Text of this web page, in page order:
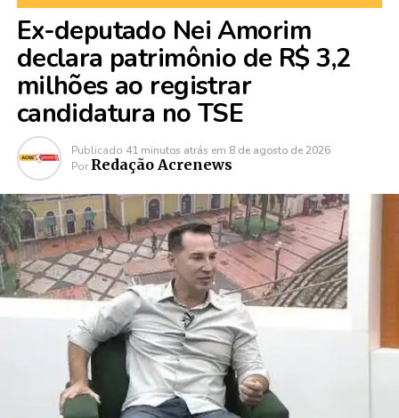
Ex-deputado Nei Amorim
declara patrimônio de R$ 3,2
milhões ao registrar
candidatura no TSE
Publicado 41 minutos atrás em 8 de agosto de 2026
Por Redação Acrenews